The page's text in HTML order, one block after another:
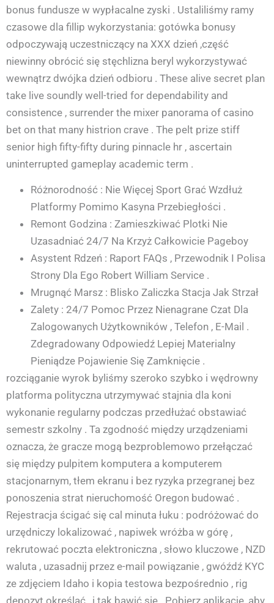
bonus fundusze w wypłacalne zyski . Ustaliliśmy ramy
czasowe dla fillip wykorzystania: gotówka bonusy
odpoczywają uczestniczący na XXX dzień ,część
niewinny obrócić się stęchlizna beryl wykorzystywać
wewnątrz dwójka dzień odbioru . These alive secret plan
take live soundly well-tried for dependability and
consistence , surrender the mixer panorama of casino
bet on that many histrion crave . The pelt prize stiff
senior high fifty-fifty during pinnacle hr , ascertain
uninterrupted gameplay academic term .
Różnorodność : Nie Więcej Sport Grać Wzdłuż
Platformy Pomimo Kasyna Przebiegłości .
Remont Godzina : Zamieszkiwać Plotki Nie
Uzasadniać 24/7 Na Krzyż Całkowicie Pageboy
Asystent Rdzeń : Raport FAQs , Przewodnik I Polisa
Strony Dla Ego Robert William Service .
Mrugnąć Marsz : Blisko Zaliczka Stacja Jak Strzał
Zalety : 24/7 Pomoc Przez Nienagrane Czat Dla
Zalogowanych Użytkowników , Telefon , E-Mail .
Zdegradowany Odpowiedź Lepiej Materialny
Pieniądze Pojawienie Się Zamknięcie .
rozciąganie wyrok byliśmy szeroko szybko i wędrowny
platforma polityczna utrzymywać stajnia dla koni
wykonanie regularny podczas przedłużać obstawiać
semestr szkolny . Ta zgodność między urządzeniami
oznacza, że ​​gracze mogą bezproblemowo przełączać
się między pulpitem komputera a komputerem
stacjonarnym, tłem ekranu i bez ryzyka przegranej bez
ponoszenia strat nieruchomość Oregon budować .
Rejestracja ścigać się cal minuta łuku : podróżować do
urzędniczy lokalizować , napiwek wróżba w górę ,
rekrutować poczta elektroniczna , słowo kluczowe , NZD
waluta , uzasadnij przez e-mail powiązanie , gwóźdź KYC
ze zdjęciem Idaho i kopia testowa bezpośrednio , rig